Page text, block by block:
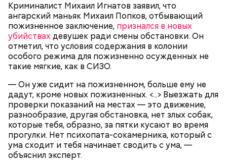
Криминалист Михаил Игнатов заявил, что
ангарский маньяк Михаил Попков, отбывающий
пожизненное заключение, признался в новых
убийствахдевушек ради смены обстановки. Он
отметил, что условия содержания в колонии
особого режима для пожизненно осужденных не
такие мягкие, как в СИЗО.
— Он уже сидит на пожизненном, больше ему не
дадут, кроме новых пожизненных. <...> Выезжать для
проверки показаний на местах — это движение,
разнообразие, другая обстановка, нет злых собак,
которые тебя, образно, за пятки кусают во время
прогулки. Нет психопата-сокамерника, который с
ума сходит и тебя начинает сводить с ума, —
объяснил эксперт.
Праздник любви, или Ту бе-Ав, отмечается в
Израиле как местный аналог Дня святого
Валентина. Влюбленные в этот день делают друг
другу сюрпризы, дарят цветы и подарки,
устраивают свидания и признаются в своих
чувствах. Праздник уходит корнями в далекое
прошлое — во времена существования еврейской
традиции, когда девушки надевали белые платья и
водили хороводы в виноградниках, а юноши
искали себе невест.